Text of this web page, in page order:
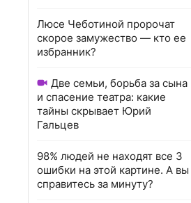
Люсе Чеботиной пророчат
скорое замужество — кто ее
избранник?
Две семьи, борьба за сына
и спасение театра: какие
тайны скрывает Юрий
Гальцев
98% людей не находят все 3
ошибки на этой картине. А вы
справитесь за минуту?